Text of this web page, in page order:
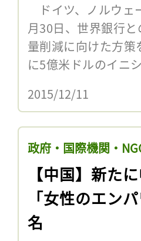
ドイツ、ノルウェ
月30日、世界銀行
量削減に向けた方
に5億米ドルのイニ
2015/12/11
政府・国際機関・
【中国】新た
「女性のエン
名